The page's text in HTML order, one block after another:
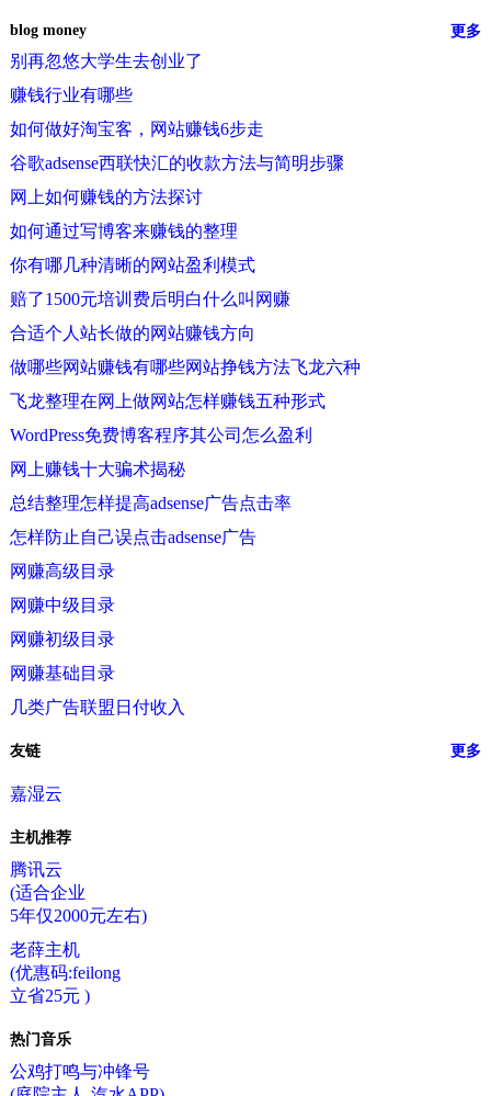
blog money 更多
别再忽悠大学生去创业了
赚钱行业有哪些
如何做好淘宝客，网站赚钱6步走
谷歌adsense西联快汇的收款方法与简明步骤
网上如何赚钱的方法探讨
如何通过写博客来赚钱的整理
你有哪几种清晰的网站盈利模式
赔了1500元培训费后明白什么叫网赚
合适个人站长做的网站赚钱方向
做哪些网站赚钱有哪些网站挣钱方法飞龙六种
飞龙整理在网上做网站怎样赚钱五种形式
WordPress免费博客程序其公司怎么盈利
网上赚钱十大骗术揭秘
总结整理怎样提高adsense广告点击率
怎样防止自己误点击adsense广告
网赚高级目录
网赚中级目录
网赚初级目录
网赚基础目录
几类广告联盟日付收入
友链 更多
嘉湿云
主机推荐
腾讯云
(适合企业
5年仅2000元左右)
老薛主机
(优惠码:feilong
立省25元 )
热门音乐
公鸡打鸣与冲锋号